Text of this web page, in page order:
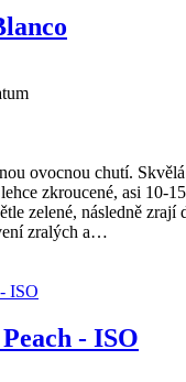
ovocnou chutí.
zkroucené, asi 10-
zelené, následně zrají
zralých a…
- ISO